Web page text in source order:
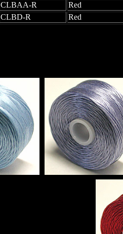
CLBAA-R
Red
CLBD-R
Red